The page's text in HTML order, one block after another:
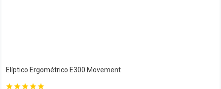
Elíptico Ergométrico E300 Movement